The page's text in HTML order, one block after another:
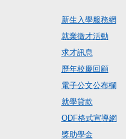
新生入學服務網
就業徵才活動
求才訊息
歷年校慶回顧
電子公文公布欄
就學貸款
ODF格式宣導網
獎助學金